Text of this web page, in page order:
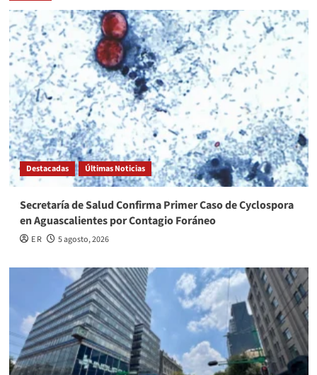
Destacadas Últimas Noticias
Secretaría de Salud Confirma Primer Caso de Cyclospora
en Aguascalientes por Contagio Foráneo
E R 5 agosto, 2026